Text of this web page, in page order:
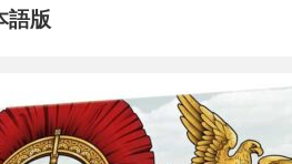
語版